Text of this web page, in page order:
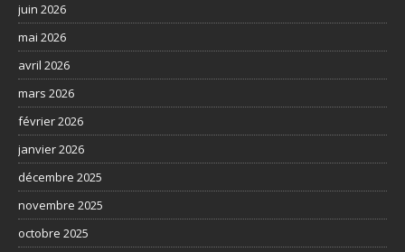
juin 2026
mai 2026
avril 2026
mars 2026
février 2026
janvier 2026
décembre 2025
novembre 2025
octobre 2025